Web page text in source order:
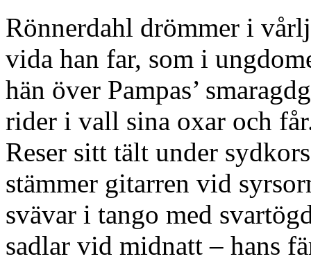
Rönnerdahl drömmer i
vida han far, som i
hän över Pampas’
rider i vall sina oxar och
Reser sitt tält under
stämmer gitarren vid
svävar i tango med
sadlar vid midnatt – hans